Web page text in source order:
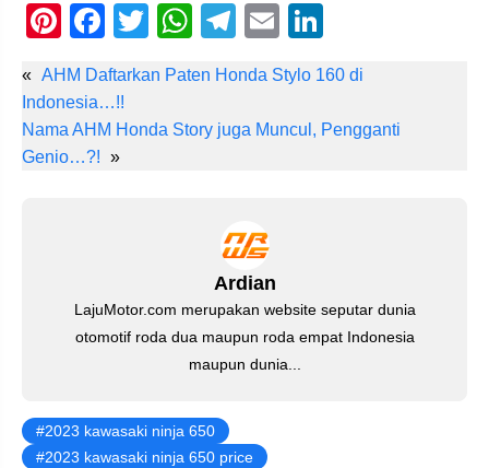
Pi
er
e
st
F
c
e
b
T
tt
er
W
at
s
T
e
gr
E
ail k
e
« AHM Daftarkan Paten Honda Stylo 160 di
Indonesia…!!
Nama AHM Honda Story juga Muncul, Pengganti
Genio…?! »
Ardian
LajuMotor.com merupakan website seputar dunia
otomotif roda dua maupun roda empat Indonesia
maupun dunia...
2023 kawasaki ninja 650
2023 kawasaki ninja 650 price